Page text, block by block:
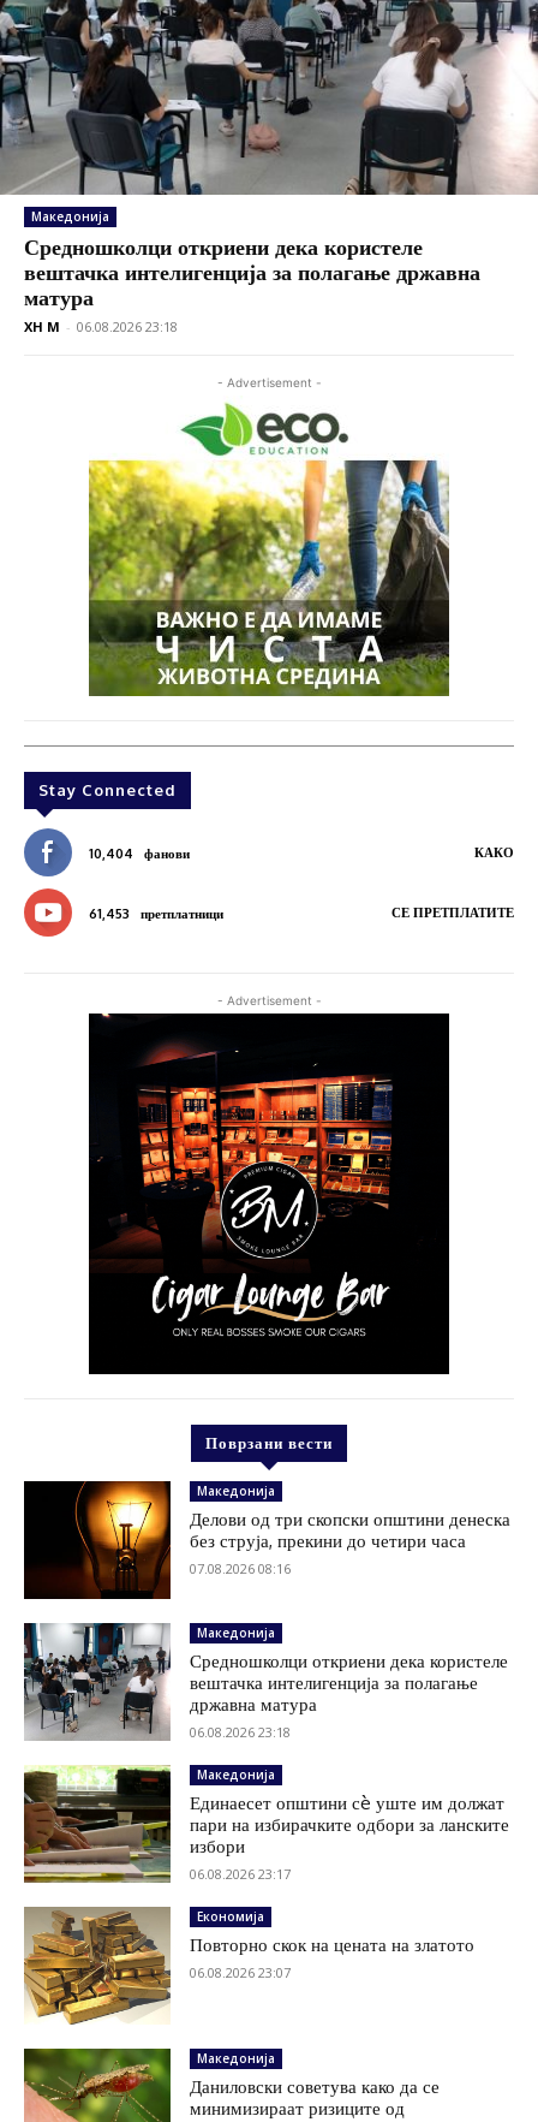
Македонија
Средношколци откриени дека користеле
вештачка интелигенција за полагање државна
матура
XH M - 06.08.2026 23:18
- Advertisement -
Stay Connected
10,404 фанови КАКО
61,453 претплатници СЕ ПРЕТПЛАТИТЕ
- Advertisement -
Поврзани вести
Македонија
Делови од три скопски општини денеска
без струја, прекини до четири часа
07.08.2026 08:16
Македонија
Средношколци откриени дека користеле
вештачка интелигенција за полагање
државна матура
06.08.2026 23:18
Македонија
Единаесет општини сè уште им должат
пари на избирачките одбори за ланските
избори
06.08.2026 23:17
Економија
Повторно скок на цената на златото
06.08.2026 23:07
Македонија
Даниловски советува како да се
минимизираат ризиците од